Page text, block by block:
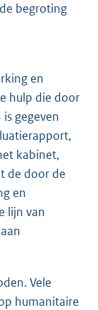
begroting
en
hulp die door
gegeven
kabinet,
de door de
en
lijn van
Vele
humanitaire